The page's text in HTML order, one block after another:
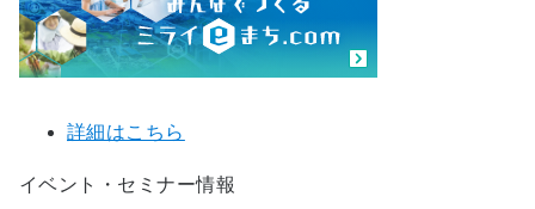
詳細はこちら
イベント・セミナー情報